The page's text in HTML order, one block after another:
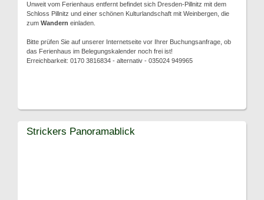
Unweit vom Ferienhaus entfernt befindet sich Dresden-Pillnitz mit dem
Schloss Pillnitz und einer schönen Kulturlandschaft mit Weinbergen, die
zum Wandern einladen.
Bitte prüfen Sie auf unserer Internetseite vor Ihrer Buchungsanfrage, ob
das Ferienhaus im Belegungskalender noch frei ist!
Erreichbarkeit: 0170 3816834 - alternativ - 035024 949965
Strickers Panoramablick